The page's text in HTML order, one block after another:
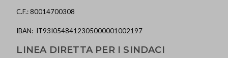
C.F.: 80014700308
IBAN: IT93I0548412305000001002197
LINEA DIRETTA PER I SINDACI